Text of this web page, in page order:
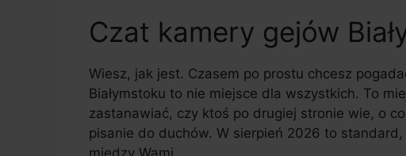
Czat kamery gejów
Wiesz, jak jest. Czasem po prostu chcesz
Białymstoku to nie miejsce dla wszystkich. To
zastanawiać, czy ktoś po drugiej stronie wie, o
pisanie do duchów. W sierpień 2026 to